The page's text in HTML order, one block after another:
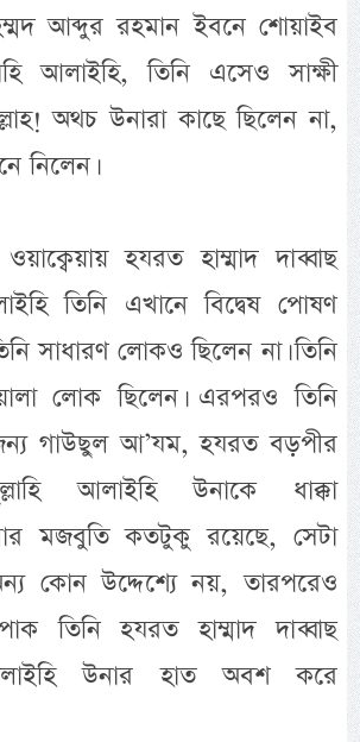
আব্দুর রহমান ইবনে শোয়াইব
আলাইহি, তিনি এসেও সাক্ষী
অথচ উনারা কাছে ছিলেন না,
নিলেন।
হযরত হাম্মাদ দাব্বাছ
তিনি এখানে বিদ্বেষ পোষণ
সাধারণ লোকও ছিলেন না। তিনি
লোক ছিলেন। এরপরও তিনি
গাউছুল আ’যম, হযরত বড়পীর
আলাইহি উনাকে ধাক্কা
মজবুতি কতটুকু রয়েছে, সেটা
কোন উদ্দেশ্যে নয়, তারপরেও
তিনি হযরত হাম্মাদ দাব্বাছ
উনার হাত অবশ করে